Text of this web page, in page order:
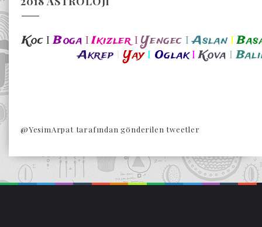
Koc I Boga I Ikizler I Yengec I Aslan I
Akrep
Yay I Oglak I Kova I
@YesimArpat tarafından gönderilen tweetler